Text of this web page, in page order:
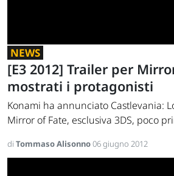
NEWS
[E3 2012] Trailer per
mostrati i protagonisti
Konami ha annunciato Castlevania:
Mirror of Fate, esclusiva 3DS, poco
di Tommaso Alisonno06 giugno 2012